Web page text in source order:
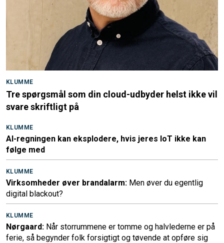
KLUMME
Tre spørgsmål som din cloud-udbyder helst ikke vil
svare skriftligt på
KLUMME
AI-regningen kan eksplodere, hvis jeres IoT ikke kan
følge med
KLUMME
Virksomheder øver brandalarm: Men øver du egentlig
digital blackout?
KLUMME
Nørgaard: Når storrummene er tomme og halvlederne er på
ferie, så begynder folk forsigtigt og tøvende at opføre sig